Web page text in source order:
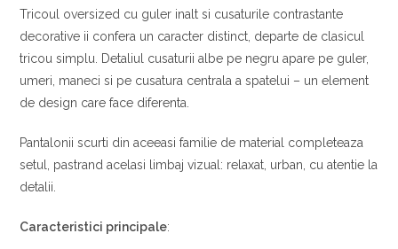
Tricoul oversized cu guler inalt si cusaturile contrastante
decorative ii confera un caracter distinct, departe de clasicul
tricou simplu. Detaliul cusaturii albe pe negru apare pe guler,
umeri, maneci si pe cusatura centrala a spatelui – un element
de design care face diferenta.
Pantalonii scurti din aceeasi familie de material completeaza
setul, pastrand acelasi limbaj vizual: relaxat, urban, cu atentie la
detalii.
Caracteristici principale: